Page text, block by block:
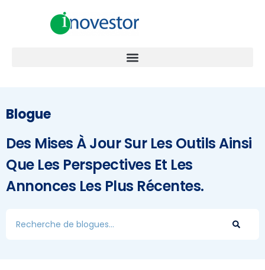
Blogue
Des Mises À Jour Sur Les Outils Ainsi
Que Les Perspectives Et Les
Annonces Les Plus Récentes.